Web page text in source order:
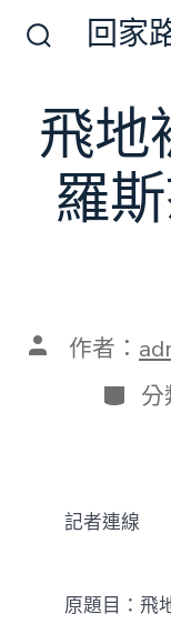
切
換
開
關
回家
飛地
羅
文 作者：
分
類
分
記者連線
原題目：飛地